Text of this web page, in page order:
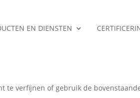
EN DIENSTEN
te verfijnen of gebruik de